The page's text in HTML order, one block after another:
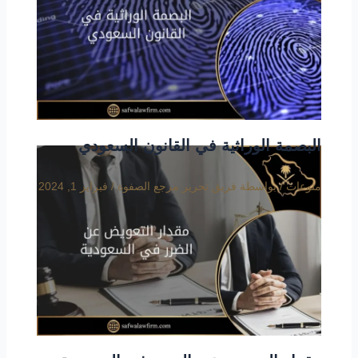
البصمة الوراثية في القانون السعودي
منوعات/ بواسطة فريق تحرير مرجع الصفوة/ فبراير 1, 2024